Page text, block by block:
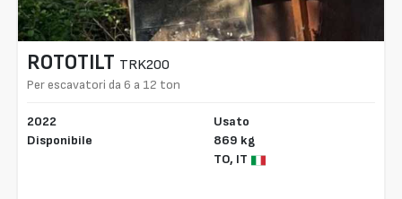
ROTOTILT TRK200
Per escavatori da 6 a 12 ton
2022
Disponibile
Usato
869 kg
TO, IT